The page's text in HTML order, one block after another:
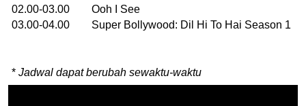
02.00-03.00 Ooh I See
03.00-04.00 Super Bollywood: Dil Hi To Hai Season 1
* Jadwal dapat berubah sewaktu-waktu